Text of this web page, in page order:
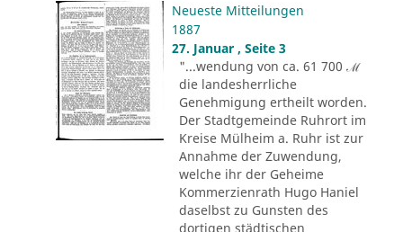
Neueste Mitteilungen
1887
27. Januar , Seite 3
"...wendung von ca. 61 700 ℳ
die landesherrliche
Genehmigung ertheilt worden.
Der Stadtgemeinde Ruhrort im
Kreise Mülheim a. Ruhr ist zur
Annahme der Zuwendung,
welche ihr der Geheime
Kommerzienrath Hugo Haniel
daselbst zu Gunsten des
dortigen städtischen